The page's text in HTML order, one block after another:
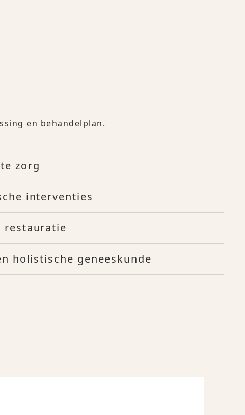
en behandelplan.
zorg
interventies
restauratie
holistische geneeskunde